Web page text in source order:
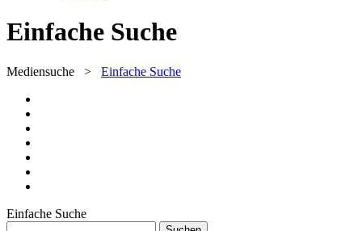
Einfache Suche
Mediensuche > Einfache Suche
Einfache Suche